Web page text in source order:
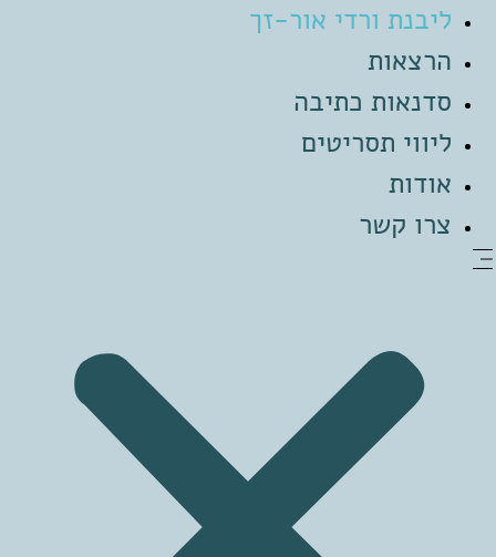
ליבנת ורדי אור-זך
הרצאות
סדנאות כתיבה
ליווי תסריטים
אודות
צרו קשר